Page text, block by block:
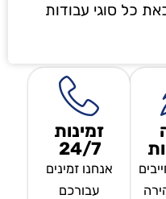
כל סוגי עבודות
זמינות
24/7
אנחנו זמינים
עבורכם